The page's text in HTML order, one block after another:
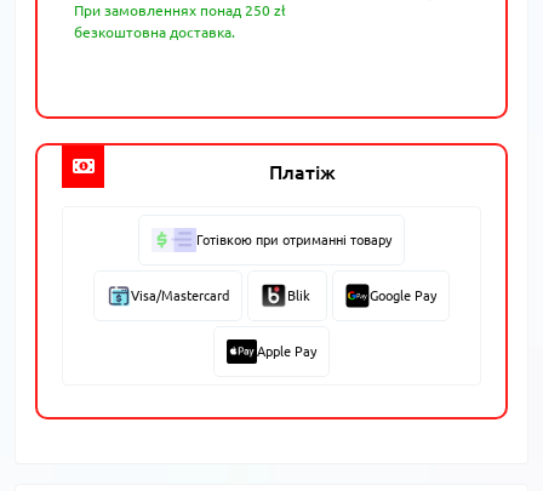
При замовленнях понад 250 zł
безкоштовна доставка.
Платіж
Готівкою при отриманні товару
Visa/Mastercard Blik Google Pay
Apple Pay